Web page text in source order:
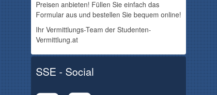
Preisen anbieten! Füllen Sie einfach das
Formular aus und bestellen Sie bequem online!
Ihr Vermittlungs-Team der Studenten-
Vermittlung.at
SSE - Social